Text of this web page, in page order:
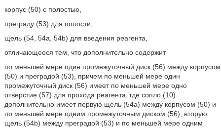
корпус (50) с полостью,
преграду (53) для полости,
щель (54, 54а, 54b) для введения реагента,
отличающееся тем, что дополнительно содержит
по меньшей мере один промежуточный диск (56) между корпусом
(50) и преградой (53), причем по меньшей мере один
промежуточный диск (56) имеет по меньшей мере одно
отверстие (57) для прохода реагента, где сопло (10)
дополнительно имеет первую щель (54а) между корпусом (50) и
по меньшей мере одним промежуточным диском (56), вторую
щель (54b) между преградой (53) и по меньшей мере одним